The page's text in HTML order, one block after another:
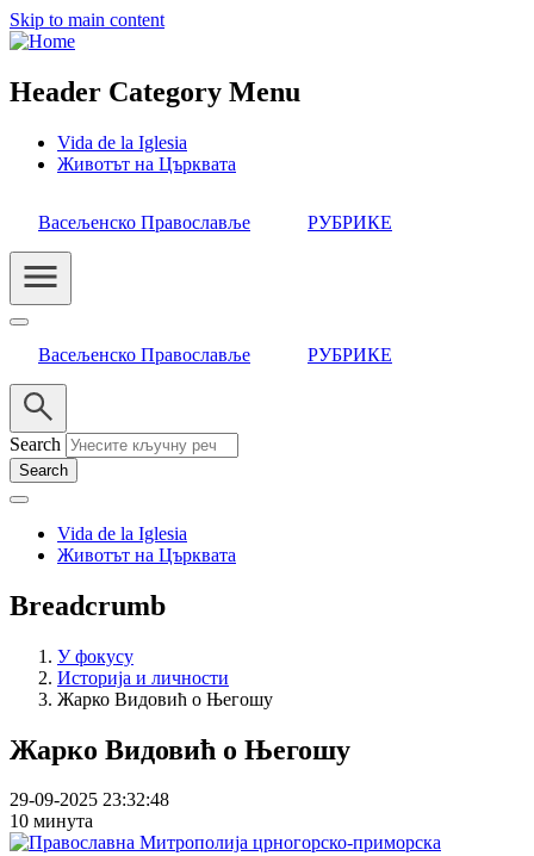
Skip to main content
Header Category Menu
Vida de la Iglesia
Животът на Църквата
Васељенско Православље РУБРИКЕ
Васељенско Православље РУБРИКЕ
Search
Vida de la Iglesia
Животът на Църквата
Breadcrumb
У фокусу
Историја и личности
Жарко Видовић о Његошу
Жарко Видовић о Његошу
29-09-2025 23:32:48
10 минута